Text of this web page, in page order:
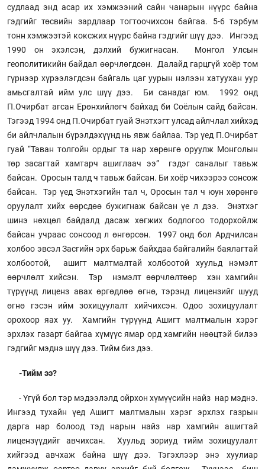
судлаад энд асар их хэмжээний сайн чанарын нүүрс байна
гэдгийг төсвийн зардлаар тогтоочихсон байгаа. 5-6 тэрбум
тонн хэмжээтэй коксжих нүүрс байна гэдгийг шүү дээ. Ингээд
1990 он эхэлсэн, дэлхий бужигнасан. Монгол Улсын
геополитикийн байдал өөрчлөгдсөн. Далайд гарцгүй хоёр том
гүрнээр хүрээлэгдсэн байгаль цаг уурын нэлээн хатуухан уур
амьсгалтай ийм улс шүү дээ. Би санадаг юм. 1992 онд
П.Очирбат агсан Ерөнхийлөгч байхад би Соёлын сайд байсан.
Тэгээд 1994 онд П.Очирбат гуай Энэтхэгт улсад айлчлал хийхэд
би айлчлалын бүрэлдэхүүнд нь явж байлаа. Тэр үед П.Очирбат
гуай “Таван толгойн ордыг та нар хөрөнгө оруулж Монголын
төр засагтай хамтарч ашиглаач ээ” гэдэг саналыг тавьж
байсан. Оросын талд ч тавьж байсан. Би хоёр чихээрээ сонсож
байсан. Тэр үед Энэтхэгийн тал ч, Оросын тал ч юун хөрөнгө
оруулалт хийх өөрсдөө бужигнаж байсан үе л дээ. Энэтхэг
шинэ нөхцөл байдалд дасаж хөгжих бодлогоо тодорхойлж
байсан учраас сонсоод л өнгөрсөн. 1997 онд бол Ардчилсан
холбоо эвсэл Засгийн эрх барьж байхдаа байгалийн баялагтай
холбоотой, ашигт малтмалтай холбоотой хуульд нэмэлт
өөрчлөлт хийсэн. Тэр нэмэлт өөрчлөлтөөр хэн хамгийн
түрүүнд лиценз авах өргөдлөө өгнө, тэрэнд лицензийг шууд
өгнө гэсэн ийм зохицуулалт хийчихсэн. Одоо зохицуулалт
орохоор яах уу. Хамгийн түрүүнд Ашигт малтмалын хэрэг
эрхлэх газарт байгаа хүмүүс ямар орд хамгийн нөөцтэй билээ
гэдгийг мэднэ шүү дээ. Тийм биз дээ.
-Тийм ээ?
- Үгүй бол тэр мэдээлэлд ойрхон хүмүүсийн найз нар мэднэ.
Ингээд тухайн үед Ашигт малтмалын хэрэг эрхлэх газрын
дарга нар болоод тэд нарын найз нар хамгийн ашигтай
лицензүүдийг авчихсан. Хуульд зориуд тийм зохицуулалт
хийгээд авчхаж байна шүү дээ. Тэгэхлээр энэ хуулиар